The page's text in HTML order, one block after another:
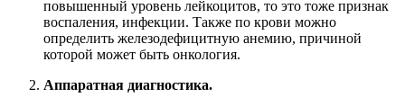
повышенный уровень лейкоцитов, то это тоже признак
воспаления, инфекции. Также по крови можно
определить железодефицитную анемию, причиной
которой может быть онкология.
Аппаратная диагностика.